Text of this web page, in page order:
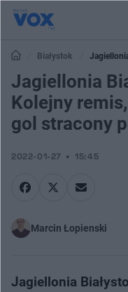
Białystok
Trubehy i gol stracony po
Jagiellonia
Kolejny
gol stracony
2022-01-27 15:45
Marcin Łopienski
Jagiellonia